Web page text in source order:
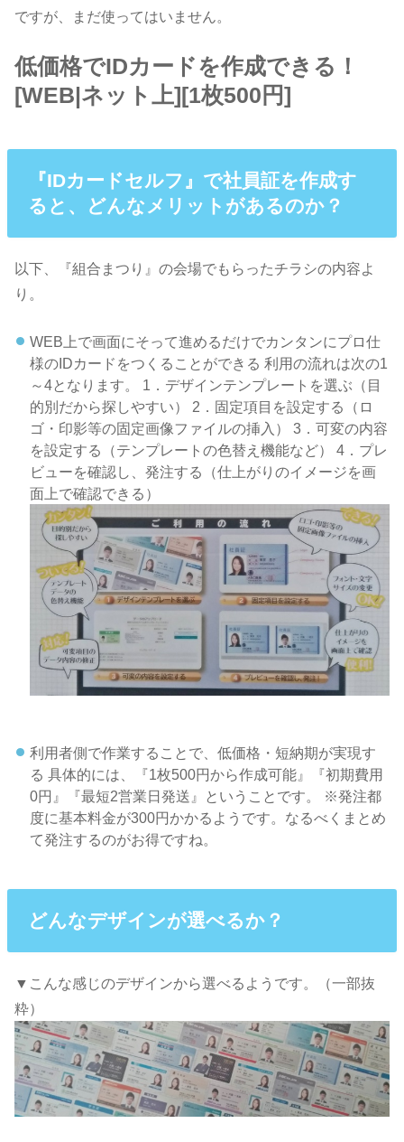
ですが、まだ使ってはいません。
低価格でIDカードを作成できる！
[WEB|ネット上][1枚500円]
『IDカードセルフ』で社員証を作成す
ると、どんなメリットがあるのか？
以下、『組合まつり』の会場でもらったチラシの内容よ
り。
WEB上で画面にそって進めるだけでカンタンにプロ仕
様のIDカードをつくることができる 利用の流れは次の1
～4となります。
1．デザインテンプレートを選ぶ（目
的別だから探しやすい）
2．固定項目を設定する（ロ
ゴ・印影等の固定画像ファイルの挿入）
3．可変の内容
を設定する（テンプレートの色替え機能など）
4．プレ
ビューを確認し、発注する（仕上がりのイメージを画
面上で確認できる）
利用者側で作業することで、低価格・短納期が実現す
る 具体的には、『1枚500円から作成可能』『初期費用
0円』『最短2営業日発送』ということです。
※発注都
度に基本料金が300円かかるようです。なるべくまとめ
て発注するのがお得ですね。
どんなデザインが選べるか？
▼こんな感じのデザインから選べるようです。（一部抜
粋）